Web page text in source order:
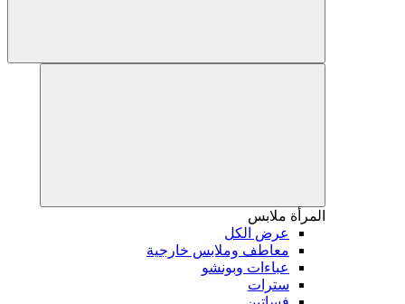
المرأة ملابس
عرض الكل
معاطف وملابس خارجية
عباءات وبونشو
سترات